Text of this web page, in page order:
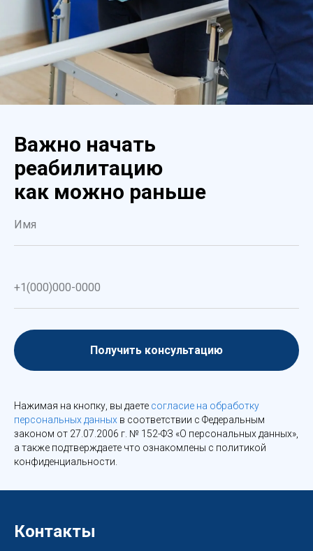
Важно начать
реабилитацию
как можно раньше
Получить консультацию
Нажимая на кнопку, вы даете согласие на обработку
персональных данных в соответствии с Федеральным
законом от 27.07.2006 г. № 152-ФЗ «О персональных данных»,
а также подтверждаете что ознакомлены с политикой
конфиденциальности.
Контакты